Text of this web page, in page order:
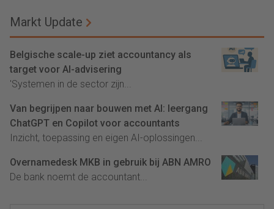
Markt Update
Belgische scale-up ziet accountancy als
target voor AI-advisering
'Systemen in de sector zijn...
Van begrijpen naar bouwen met AI: leergang
ChatGPT en Copilot voor accountants
Inzicht, toepassing en eigen AI-oplossingen...
Overnamedesk MKB in gebruik bij ABN AMRO
De bank noemt de accountant...